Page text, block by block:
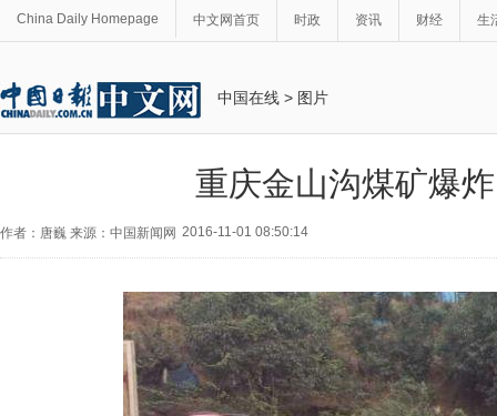
China Daily Homepage 中文网首页 时政 资讯 财经 生
中国在线 > 图片
重庆金山沟煤矿爆
作者：唐巍 来源：中国新闻网 2016-11-01 08:50:14